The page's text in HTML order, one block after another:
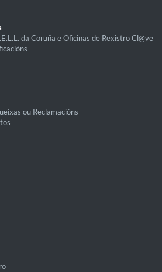
da Coruña e Oficinas de Rexistro Cl@ve
ou Reclamacións